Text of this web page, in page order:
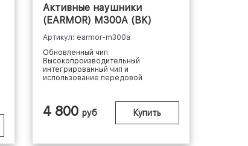
Активные наушники
(EARMOR) M300A (BK)
Артикул: earmor-m300a
Обновленный чип
Высокопроизводительный
интегрированный чип и
использование передовой
4 800 руб Купить